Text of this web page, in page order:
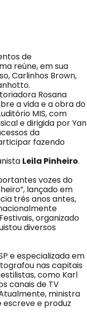
de
reúne, em sua
Carlinhos Brown,
Rosana
a vida e a obra do
MIS, com
e dirigida por Yan
da
fazendo
Leila Pinheiro.
vozes do
lançado em
três anos antes,
organizado
diversos
e especializada em
nas capitais
como Karl
canais de TV
Atualmente, ministra
escreve e produz